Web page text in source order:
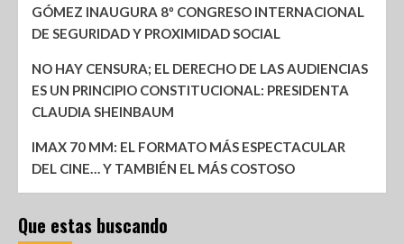
GÓMEZ INAUGURA 8º CONGRESO INTERNACIONAL
DE SEGURIDAD Y PROXIMIDAD SOCIAL
NO HAY CENSURA; EL DERECHO DE LAS AUDIENCIAS
ES UN PRINCIPIO CONSTITUCIONAL: PRESIDENTA
CLAUDIA SHEINBAUM
IMAX 70 MM: EL FORMATO MÁS ESPECTACULAR
DEL CINE… Y TAMBIÉN EL MÁS COSTOSO
Que estas buscando